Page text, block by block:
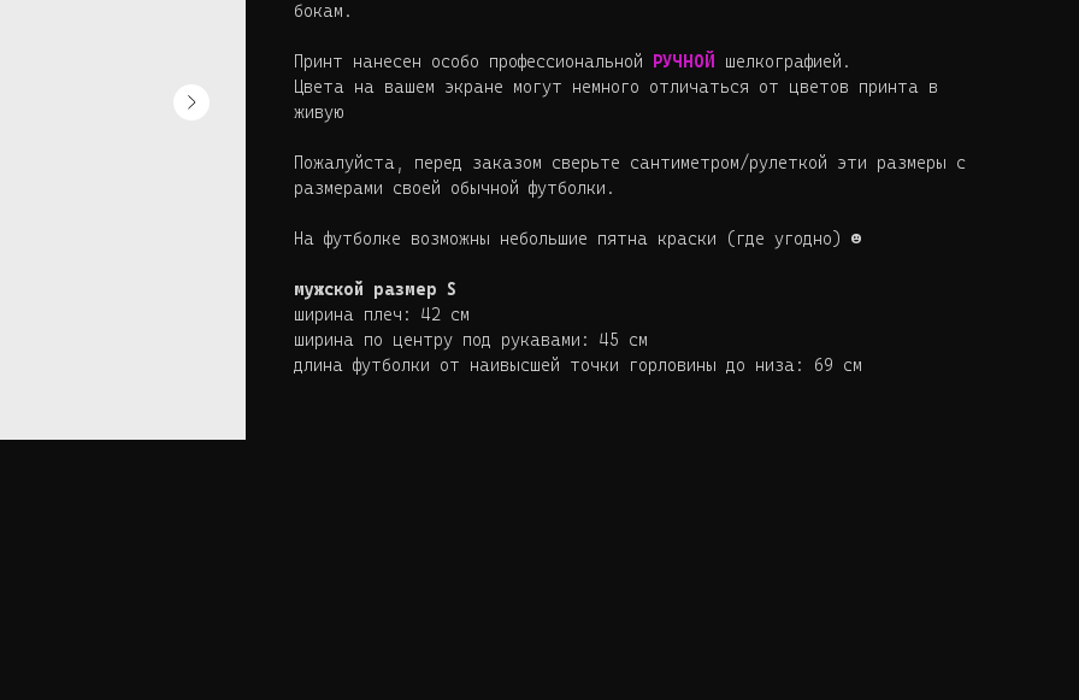
бокам.
Принт нанесен особо профессиональной РУЧНОЙ
шелкографией.
Цвета на вашем экране могут немного отличаться от цветов принта в
живую
Пожалуйста, перед заказом сверьте сантиметром/рулеткой эти размеры с
размерами своей обычной футболки.
На футболке возможны небольшие пятна краски (где угодно) ☻
мужской размер S
ширина плеч: 42 см
ширина по центру под рукавами: 45 см
длина футболки от наивысшей точки горловины до низа: 69 см